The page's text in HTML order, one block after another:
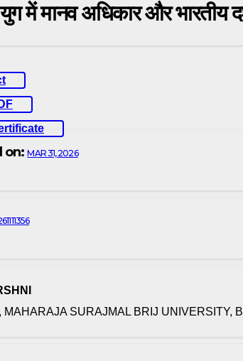
में मानव अधिकार और भारतीय
on:MAR 31, 2026
MAHARAJA SURAJMAL BRIJ UNIVERSITY,